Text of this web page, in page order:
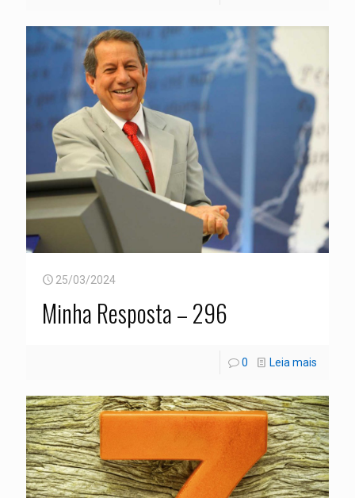
25/03/2024
Minha Resposta – 296
0 Leia mais